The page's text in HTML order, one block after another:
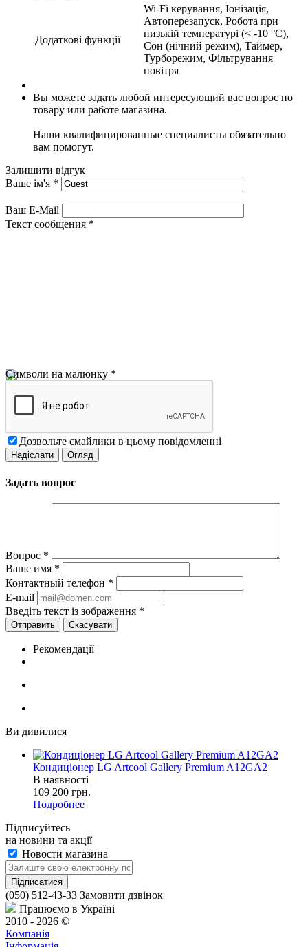
Додаткові функції
Wi-Fi керування, Іонізація,
Автоперезапуск, Робота при
низькій температурі (< -10 °C),
Сон (нічний режим), Таймер,
Турборежим, Фільтрування
повітря
Вы можете задать любой интересующий вас вопрос по
товару или работе магазина.
Наши квалифицированные специалисты обязательно
вам помогут.
Залишити відгук
Ваше ім'я *
Ваш E-Mail
Текст сообщения *
Символи на малюнку *
Дозвольте смайлики в цьому повідомленні
Задать вопрос
Вопрос *
Ваше имя *
Контактный телефон *
E-mail
Введіть текст із зображення *
Скасувати
Рекомендації
Ви дивилися
Кондиціонер LG Artcool Gallery Premium A12GA2
В наявності
109 200 грн.
Подробнее
Підписуйтесь
на новини та акції
Новости магазина
(050) 512-43-33 Замовити дзвінок
Працюємо в Україні
2010 - 2026 ©
Компанія